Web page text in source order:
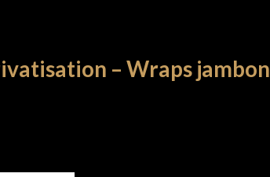
– Wraps jambon